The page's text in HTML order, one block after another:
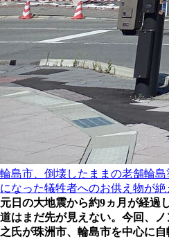
輪島市、倒壊したままの老舗輪
になった犠牲者へのお供え物が絶
元日の大地震から約9ヵ月が経過
道はまだ先が見えない。今回、
之氏が珠洲市、輪島市を中心に